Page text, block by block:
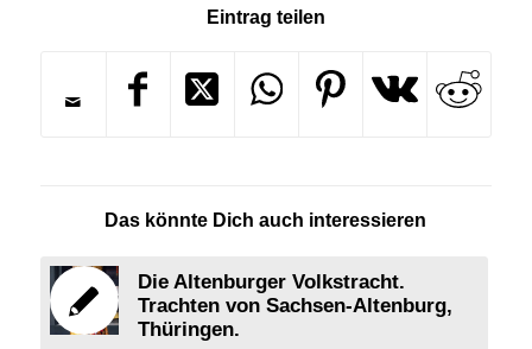
Eintrag teilen
Das könnte Dich auch interessieren
Die Altenburger Volkstracht.
Trachten von Sachsen-Altenburg,
Thüringen.